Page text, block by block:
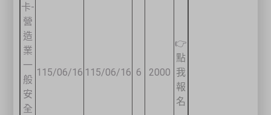
卡-
營
造
業
一
般
安
全
115/06/16 115/06/16 6 2000
👉
點
我
報
名